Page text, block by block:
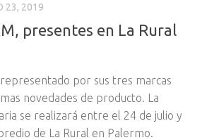
23, 2019
presentes en La Rural
por sus tres marcas
novedades de producto. La
se realizará entre el 24 de julio y
de La Rural en Palermo.